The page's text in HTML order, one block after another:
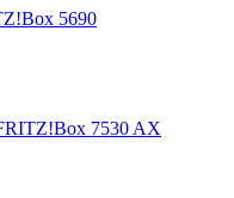
5690
7530 AX